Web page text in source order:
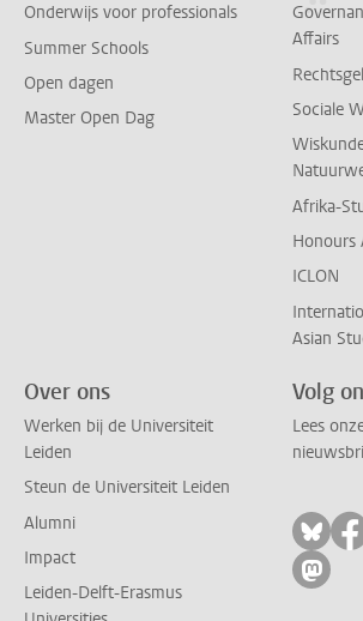
Onderwijs voor professionals
Summer Schools
Open dagen
Master Open Dag
Affairs
Sociale
Afrika-
Honours
ICLON
Asian
Over ons
Werken bij de Universiteit
Leiden
Steun de Universiteit Leiden
Alumni
Impact
Leiden-Delft-Erasmus
Volg
Lees
Volg
Volg